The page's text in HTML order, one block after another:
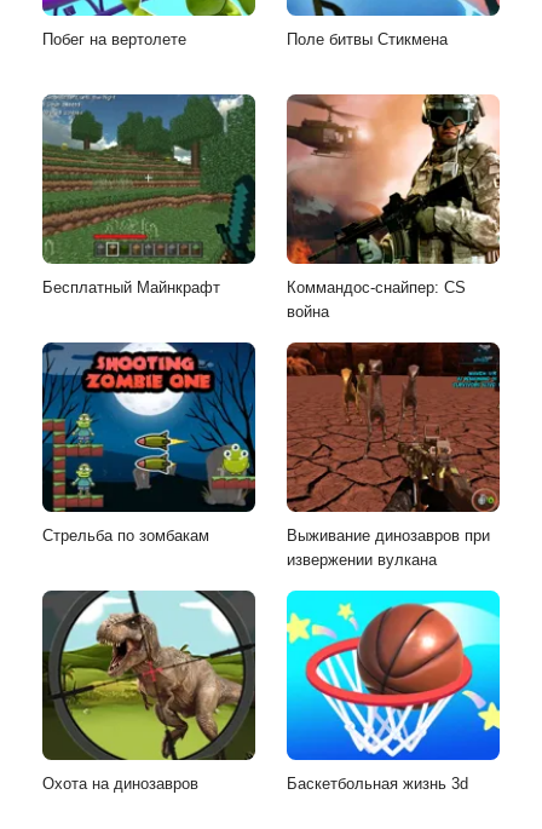
Побег на вертолете Поле битвы Стикмена
Бесплатный Майнкрафт
Коммандос-снайпер: CS
война
Стрельба по зомбакам
Выживание динозавров при
извержении вулкана
Охота на динозавров Баскетбольная жизнь 3d